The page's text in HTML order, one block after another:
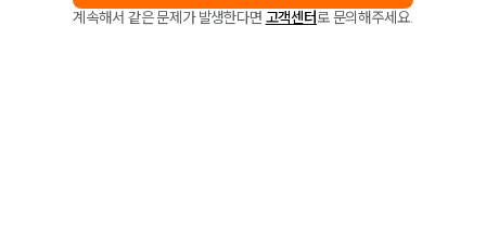
계속해서 같은 문제가 발생한다면 고객센터로 문의해주세요.